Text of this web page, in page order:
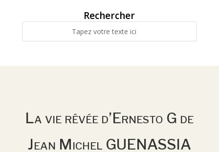
Rechercher
La vie rêvée d’Ernesto G de
Jean Michel GUENASSIA